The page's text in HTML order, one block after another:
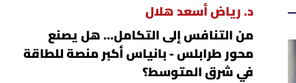
د. رياض أسعد هلال
من التنافس إلى التكامل... هل يصنع
محور طرابلس - بانياس أكبر منصة للطاقة
في شرق المتوسط؟